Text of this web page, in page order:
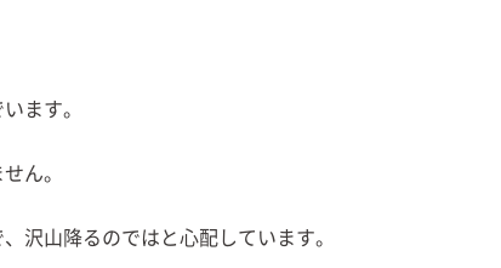
ます。
ん。
沢山降るのではと心配しています。